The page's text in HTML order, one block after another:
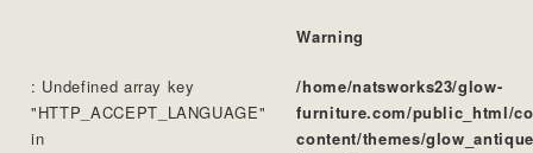
Warning
: Undefined array key
"HTTP_ACCEPT_LANGUAGE"
in
/home/natsworks23/glow-
furniture.com/public_html/
content/themes/